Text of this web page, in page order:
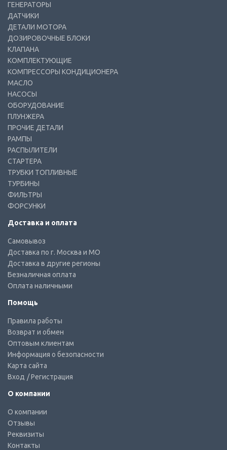
ГЕНЕРАТОРЫ
ДАТЧИКИ
ДЕТАЛИ МОТОРА
ДОЗИРОВОЧНЫЕ БЛОКИ
КЛАПАНА
КОМПЛЕКТУЮЩИЕ
КОМПРЕССОРЫ КОНДИЦИОНЕРА
МАСЛО
НАСОСЫ
ОБОРУДОВАНИЕ
ПЛУНЖЕРА
ПРОЧИЕ ДЕТАЛИ
РАМПЫ
РАСПЫЛИТЕЛИ
СТАРТЕРА
ТРУБКИ ТОПЛИВНЫЕ
ТУРБИНЫ
ФИЛЬТРЫ
ФОРСУНКИ
Доставка и оплата
Самовывоз
Доставка по г. Москва и МО
Доставка в другие регионы
Безналичная оплата
Оплата наличными
Помощь
Правила работы
Возврат и обмен
Оптовым клиентам
Информация о безопасности
Карта сайта
Вход / Регистрация
О компании
О компании
Отзывы
Реквизиты
Контакты